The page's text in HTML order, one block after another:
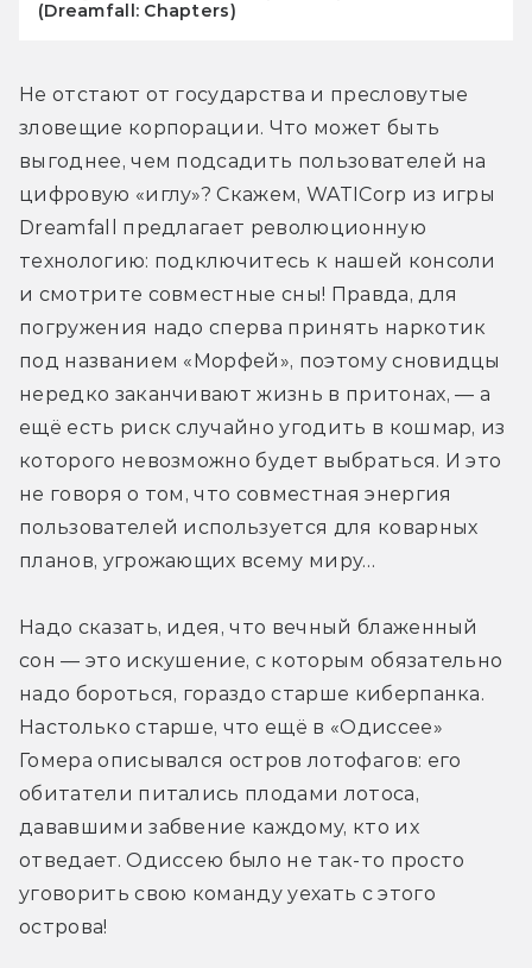
(Dreamfall: Chapters)
Не отстают от государства и пресловутые
зловещие корпорации. Что может быть
выгоднее, чем подсадить пользователей на
цифровую «иглу»? Скажем, WATICorp из игры
Dreamfall предлагает революционную
технологию: подключитесь к нашей консоли
и смотрите совместные сны! Правда, для
погружения надо сперва принять наркотик
под названием «Морфей», поэтому сновидцы
нередко заканчивают жизнь в притонах, — а
ещё есть риск случайно угодить в кошмар, из
которого невозможно будет выбраться. И это
не говоря о том, что совместная энергия
пользователей используется для коварных
планов, угрожающих всему миру…
Надо сказать, идея, что вечный блаженный
сон — это искушение, с которым обязательно
надо бороться, гораздо старше киберпанка.
Настолько старше, что ещё в «Одиссее»
Гомера описывался остров лотофагов: его
обитатели питались плодами лотоса,
дававшими забвение каждому, кто их
отведает. Одиссею было не так-то просто
уговорить свою команду уехать с этого
острова!